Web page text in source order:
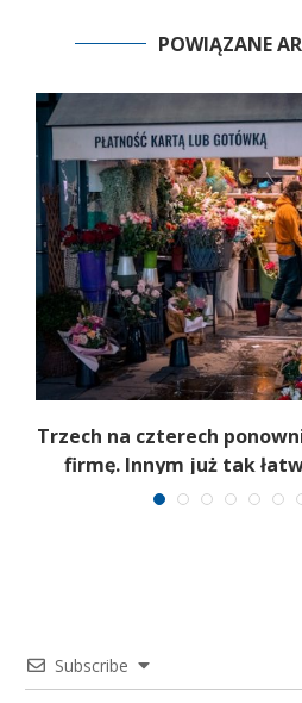
POWIĄZANE
Trzech na czterech
firmę. Innym już tak
Subscribe